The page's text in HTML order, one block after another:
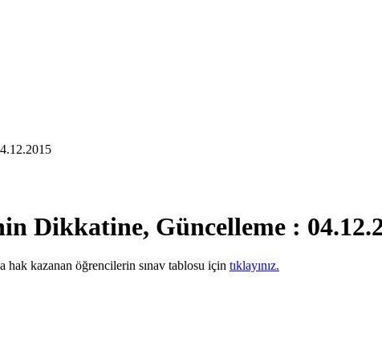
Dikkatine, Güncelleme :
hak kazanan öğrencilerin sınav tablosu için tıklayınız.